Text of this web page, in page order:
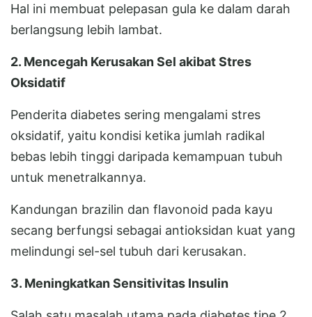
Hal ini membuat pelepasan gula ke dalam darah
berlangsung lebih lambat.
2. Mencegah Kerusakan Sel akibat Stres
Oksidatif
Penderita diabetes sering mengalami stres
oksidatif, yaitu kondisi ketika jumlah radikal
bebas lebih tinggi daripada kemampuan tubuh
untuk menetralkannya.
Kandungan brazilin dan flavonoid pada kayu
secang berfungsi sebagai antioksidan kuat yang
melindungi sel-sel tubuh dari kerusakan.
3. Meningkatkan Sensitivitas Insulin